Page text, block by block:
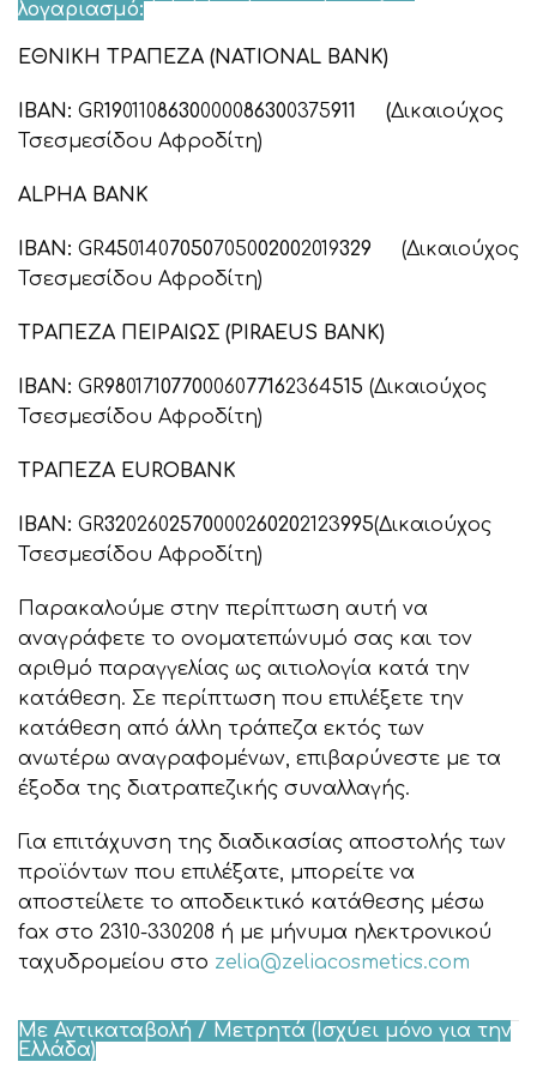
λογαριασμό:
ΕΘΝΙΚΗ ΤΡΑΠΕΖΑ (NATIONAL BANK)
IBAN: GR1901108630000086300375911 (Δικαιούχος
Τσεσμεσίδου Αφροδίτη)
ALPHA BANK
IBAN: GR4501407050705002002019329 (Δικαιούχος
Τσεσμεσίδου Αφροδίτη)
ΤΡΑΠΕΖΑ ΠΕΙΡΑΙΩΣ (PIRAEUS BANK)
IBAN: GR9801710770006077162364515 (Δικαιούχος
Τσεσμεσίδου Αφροδίτη)
ΤΡΑΠΕΖΑ EUROBANK
IBAN: GR3202602570000260202123995(Δικαιούχος
Τσεσμεσίδου Αφροδίτη)
Παρακαλούμε στην περίπτωση αυτή να
αναγράφετε το ονοματεπώνυμό σας και τον
αριθμό παραγγελίας ως αιτιολογία κατά την
κατάθεση. Σε περίπτωση που επιλέξετε την
κατάθεση από άλλη τράπεζα εκτός των
ανωτέρω αναγραφομένων, επιβαρύνεστε με τα
έξοδα της διατραπεζικής συναλλαγής.
Για επιτάχυνση της διαδικασίας αποστολής των
προϊόντων που επιλέξατε, μπορείτε να
αποστείλετε το αποδεικτικό κατάθεσης μέσω
fax στο 2310-330208 ή με μήνυμα ηλεκτρονικού
ταχυδρομείου στο zelia@zeliacosmetics.com
Με Αντικαταβολή / Μετρητά (Ισχύει μόνο για την
Ελλάδα)